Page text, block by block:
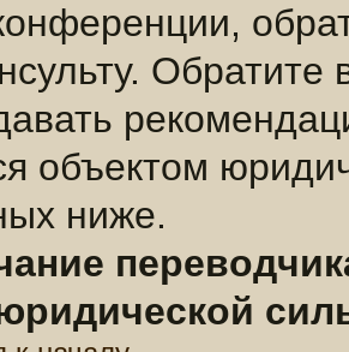
объектом
ниже.